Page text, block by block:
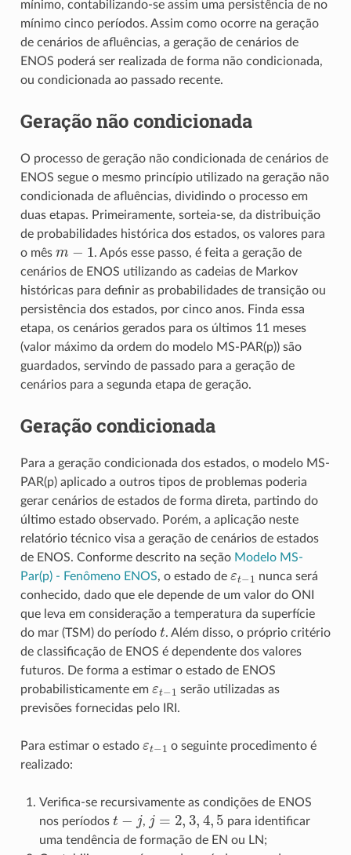
mínimo, contabilizando-se assim uma persistência de no
mínimo cinco períodos. Assim como ocorre na geração
de cenários de afluências, a geração de cenários de
ENOS poderá ser realizada de forma não condicionada,
ou condicionada ao passado recente.
Geração não condicionada
O processo de geração não condicionada de cenários de
ENOS segue o mesmo princípio utilizado na geração não
condicionada de afluências, dividindo o processo em
duas etapas. Primeiramente, sorteia-se, da distribuição
de probabilidades histórica dos estados, os valores para
o mês
. Após esse passo, é feita a geração de
cenários de ENOS utilizando as cadeias de Markov
históricas para definir as probabilidades de transição ou
persistência dos estados, por cinco anos. Finda essa
etapa, os cenários gerados para os últimos 11 meses
(valor máximo da ordem do modelo MS-PAR(p)) são
guardados, servindo de passado para a geração de
cenários para a segunda etapa de geração.
Geração condicionada
Para a geração condicionada dos estados, o modelo MS-
PAR(p) aplicado a outros tipos de problemas poderia
gerar cenários de estados de forma direta, partindo do
último estado observado. Porém, a aplicação neste
relatório técnico visa a geração de cenários de estados
de ENOS. Conforme descrito na seção Modelo MS-
Par(p) - Fenômeno ENOS, o estado de
nunca será
conhecido, dado que ele depende de um valor do ONI
que leva em consideração a temperatura da superfície
do mar (TSM) do período t. Além disso, o próprio critério
de classificação de ENOS é dependente dos valores
futuros. De forma a estimar o estado de ENOS
probabilisticamente em
serão utilizadas as
previsões fornecidas pelo IRI.
Para estimar o estado
o seguinte procedimento é
realizado:
Verifica-se recursivamente as condições de ENOS
nos períodos t , = 3, 4,
para identificar
uma tendência de formação de EN ou LN;